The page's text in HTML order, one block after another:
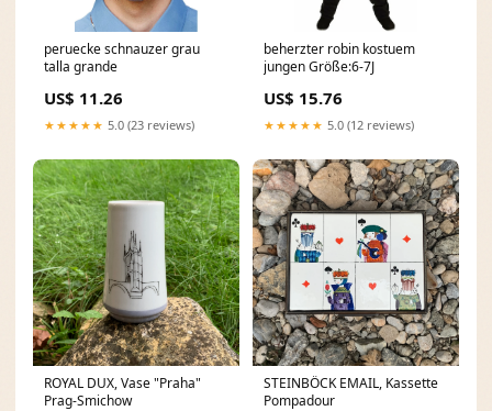
peruecke schnauzer grau
talla grande
US$ 11.26
★★★★★ 5.0 (23 reviews)
beherzter robin kostuem
jungen Größe:6-7J
US$ 15.76
★★★★★ 5.0 (12 reviews)
ROYAL DUX, Vase "Praha"
Prag-Smichow
STEINBÖCK EMAIL, Kassette
Pompadour